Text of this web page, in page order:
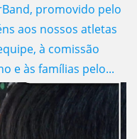
promovido pelo
aos nossos atletas
à comissão
e às famílias pelo...